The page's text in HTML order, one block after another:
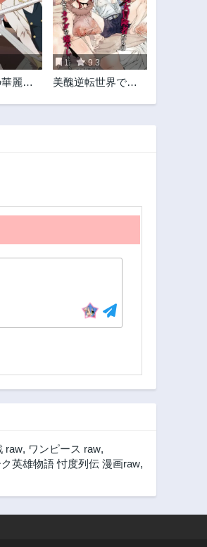
麗な
に生
1 9.3
美醜逆転世界で治
raw, ワンピース raw,
英雄物語 忖度列伝 漫画raw,